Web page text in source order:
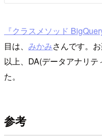
『クラスメソッド
目は、 みかみさんです。
以上、DA(データアナリ
た。
参考